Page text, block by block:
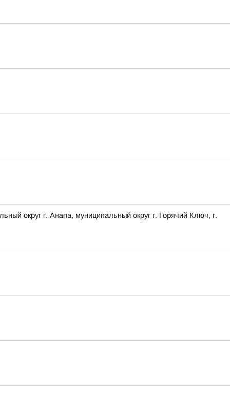
округ г. Анапа, муниципальный округ г. Горячий Ключ, г.